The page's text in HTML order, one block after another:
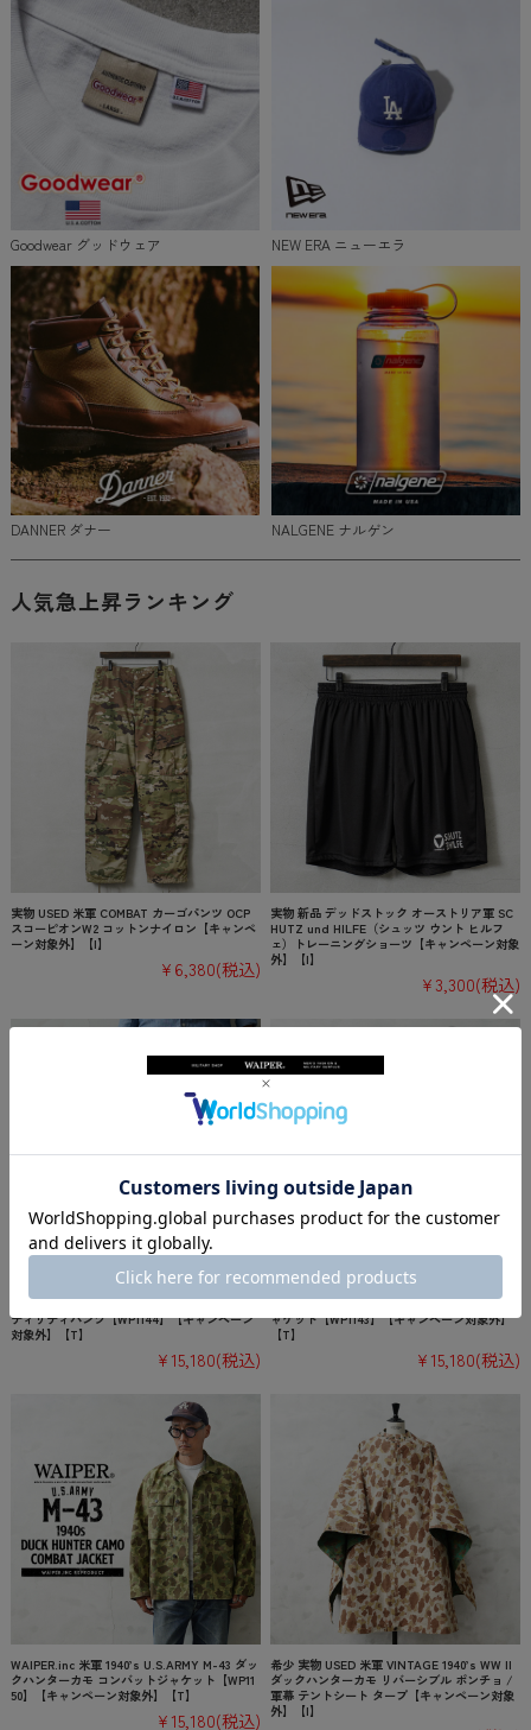
Goodwear グッドウェア NEW ERA ニューエラ
DANNER ダナー NALGENE ナルゲン
人気急上昇ランキング
実物 USED 米軍 COMBAT カーゴパンツ OCP
スコーピオンW2 コットンナイロン【キャンペ
ーン対象外】【I】
¥6,380(税込)
実物 新品 デッドストック オーストリア軍 SC
HUTZ und HILFE（シュッツ ウント ヒルフ
ェ）トレーニングショーツ【キャンペーン対象
外】【I】
¥3,300(税込)
WAIPER.inc 米軍 1940’s U.S.M.C. P-44 2nd P
attern ダックハンターカモ リバーシブル ユー
ティリティパンツ【WP1144】【キャンペーン
対象外】【T】
¥15,180(税込)
WAIPER.inc 米軍 1940’s U.S.M.C. P-44 2nd P
attern ダックハンターカモ ユーティリティジ
ャケット【WP1143】【キャンペーン対象外】
【T】
¥15,180(税込)
WAIPER.inc 米軍 1940’s U.S.ARMY M-43 ダッ
クハンターカモ コンバットジャケット【WP11
50】【キャンペーン対象外】【T】
¥15,180(税込)
希少 実物 USED 米軍 VINTAGE 1940’s WW II
ダックハンターカモ リバーシブル ポンチョ /
軍幕 テントシート タープ【キャンペーン対象
外】【I】